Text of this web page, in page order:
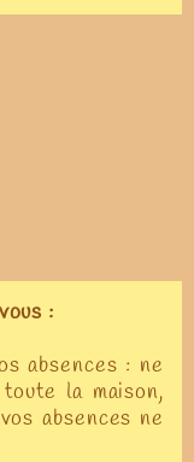
:
absences : ne
la maison,
absences ne